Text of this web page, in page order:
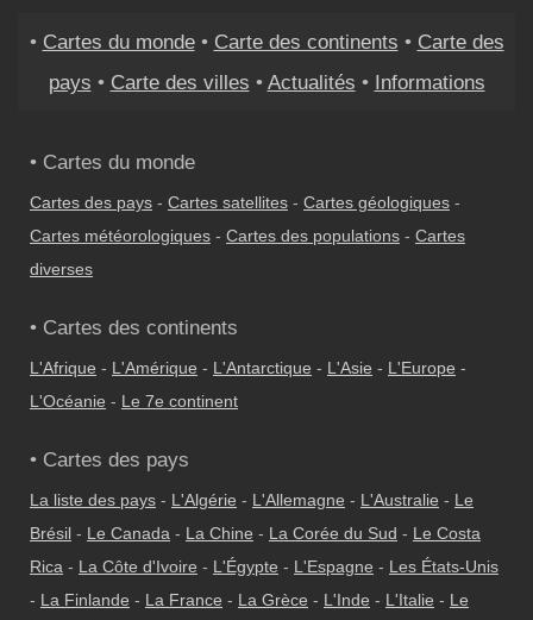
• Cartes du monde• Carte des continents • Carte des
pays • Carte des villes • Actualités • Informations
• Cartes du monde
Cartes des pays - Cartes satellites - Cartes géologiques -
Cartes météorologiques - Cartes des populations - Cartes
diverses
• Cartes des continents
L'Afrique - L'Amérique - L'Antarctique - L'Asie - L'Europe -
L'Océanie - Le 7e continent
• Cartes des pays
La liste des pays - L'Algérie - L'Allemagne - L'Australie - Le
Brésil - Le Canada - La Chine - La Corée du Sud - Le Costa
Rica - La Côte d'Ivoire - L'Égypte - L'Espagne - Les États-Unis
- La Finlande - La France - La Grèce - L'Inde - L'Italie - Le